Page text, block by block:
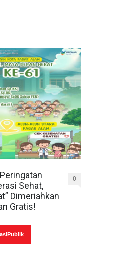
Sehat,
Dimeriahkan
Gratis!
0